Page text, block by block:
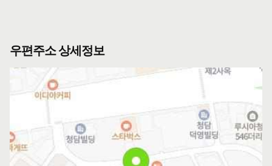
우편주소 상세정보